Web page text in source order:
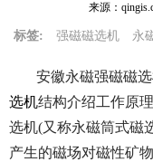
来源：
标签: 强磁磁选机 永
安徽永磁强磁磁
选机结构介绍工作原
选机(又称永磁筒式磁
产生的磁场对磁性矿